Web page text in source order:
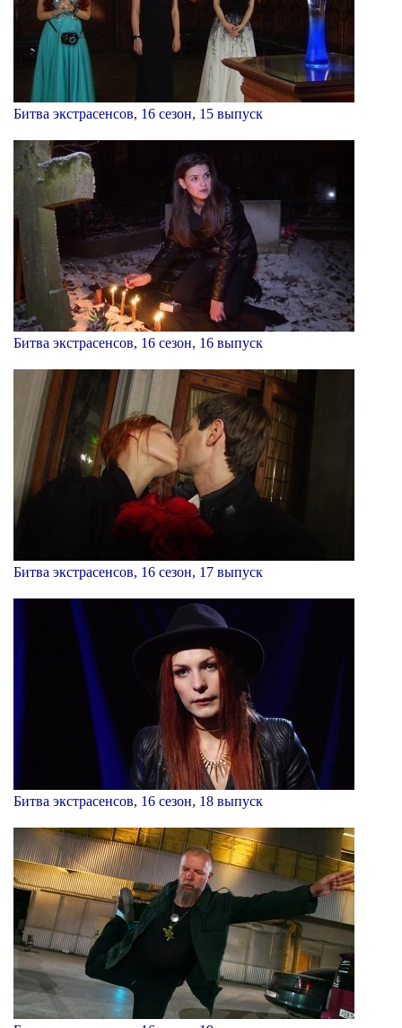
Битва экстрасенсов, 16 сезон, 15 выпуск
Битва экстрасенсов, 16 сезон, 16 выпуск
Битва экстрасенсов, 16 сезон, 17 выпуск
Битва экстрасенсов, 16 сезон, 18 выпуск